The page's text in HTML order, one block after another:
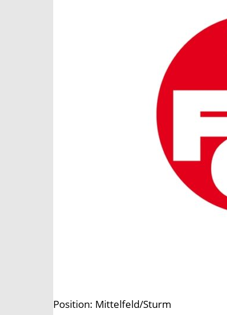
Position: Mittelfeld/Sturm